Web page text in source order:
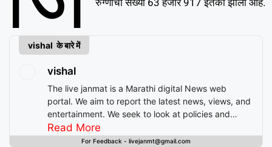
vishal के बारे में
vishal
The live janmat is a Marathi digital News web
portal. We aim to report the latest news, views, and
entertainment. We seek to look at policies and
decision-making from the perspective of people.
Read More
For Feedback - livejanmt@gmail.com